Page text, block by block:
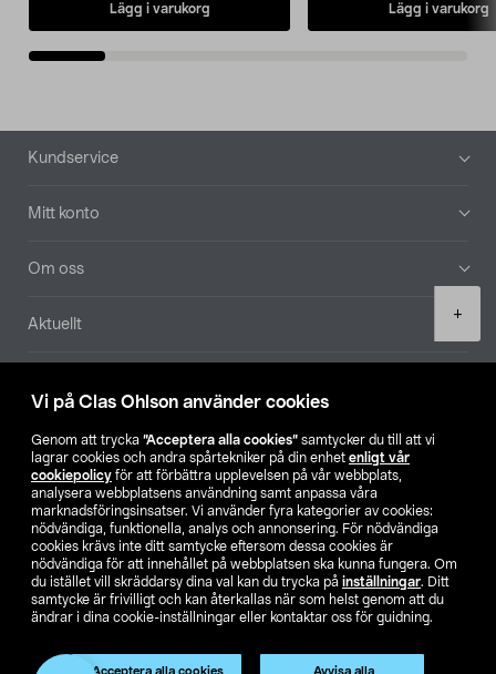
Vi på Clas Ohlson använder cookies
Genom att trycka ”Acceptera alla cookies” samtycker du till att vi
lagrar cookies och andra spårtekniker på din enhet enligt vår
cookiepolicy för att förbättra upplevelsen på vår webbplats,
analysera webbplatsens användning samt anpassa våra
marknadsföringsinsatser. Vi använder fyra kategorier av cookies:
nödvändiga, funktionella, analys och annonsering. För nödvändiga
cookies krävs inte ditt samtycke eftersom dessa cookies är
nödvändiga för att innehållet på webbplatsen ska kunna fungera. Om
du istället vill skräddarsy dina val kan du trycka på inställningar. Ditt
samtycke är frivilligt och kan återkallas när som helst genom att du
ändrar i dina cookie-inställningar eller kontaktar oss för guidning.
Acceptera alla cookies Avvisa alla
+
Lägg i varukorg Lägg i varukorg
Sidfot
Kundservice
Mitt konto
Om oss
Aktuellt
Hitta butik
SE NO FI
Ändra till priser exklusive moms